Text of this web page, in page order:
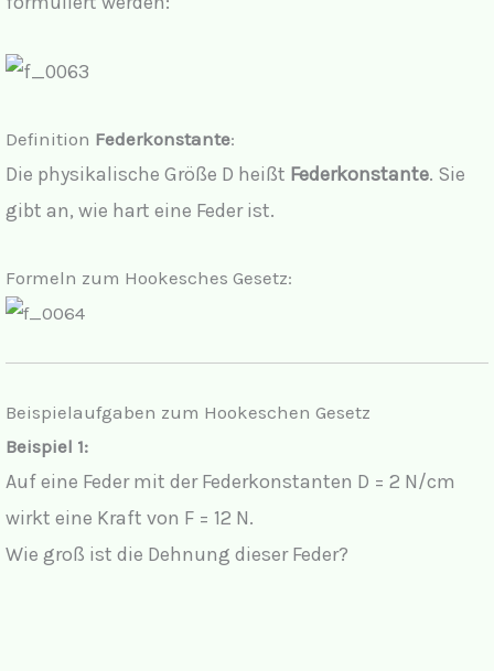
Definition Federkonstante:
Die physikalische Größe D heißt Federkonstante. Sie
gibt an, wie hart eine Feder ist.
Formeln zum Hookesches Gesetz:
Beispielaufgaben zum Hookeschen Gesetz
Beispiel 1:
Auf eine Feder mit der Federkonstanten D = 2 N/cm
wirkt eine Kraft von F = 12 N.
Wie groß ist die Dehnung dieser Feder?